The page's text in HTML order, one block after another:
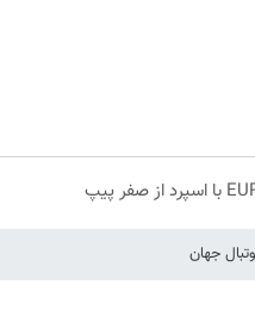
جهان